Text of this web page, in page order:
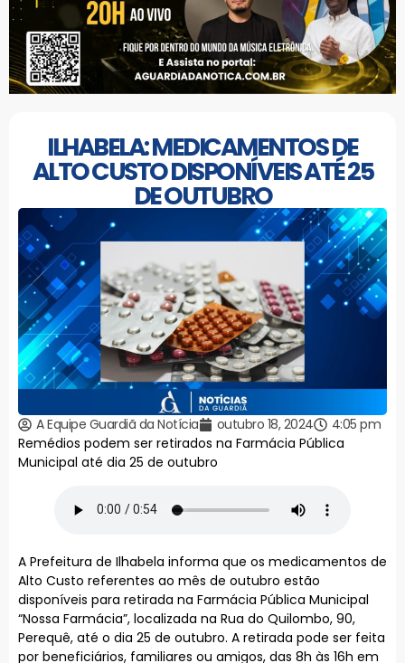
ILHABELA: MEDICAMENTOS DE
ALTO CUSTO DISPONÍVEIS ATÉ 25
DE OUTUBRO
A Equipe Guardiã da Notícia outubro 18, 2024
4:05 pm
Remédios podem ser retirados na Farmácia Pública
Municipal até dia 25 de outubro
A Prefeitura de Ilhabela informa que os medicamentos de
Alto Custo referentes ao mês de outubro estão
disponíveis para retirada na Farmácia Pública Municipal
“Nossa Farmácia”, localizada na Rua do Quilombo, 90,
Perequê, até o dia 25 de outubro. A retirada pode ser feita
por beneficiários, familiares ou amigos, das 8h às 16h em